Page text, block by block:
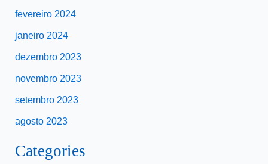
fevereiro 2024
janeiro 2024
dezembro 2023
novembro 2023
setembro 2023
agosto 2023
Categories